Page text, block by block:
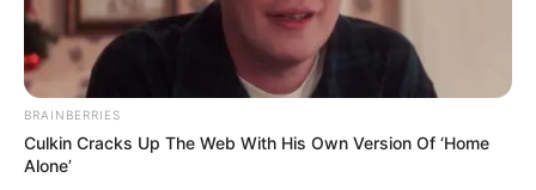
BRAINBERRIES
Culkin Cracks Up The Web With His Own Version Of ‘Home
Alone’